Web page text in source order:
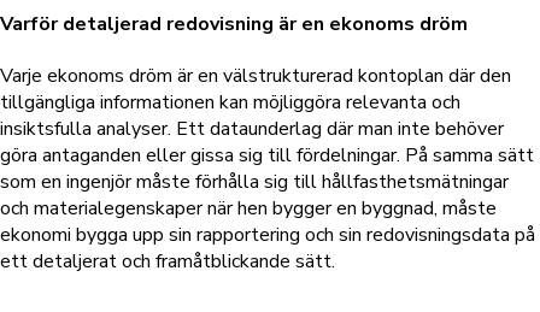
Varför detaljerad redovisning är en ekonoms dröm
Varje ekonoms dröm är en välstrukturerad kontoplan där den
tillgängliga informationen kan möjliggöra relevanta och
insiktsfulla analyser. Ett dataunderlag där man inte behöver
göra antaganden eller gissa sig till fördelningar. På samma sätt
som en ingenjör måste förhålla sig till hållfasthetsmätningar
och materialegenskaper när hen bygger en byggnad, måste
ekonomi bygga upp sin rapportering och sin redovisningsdata på
ett detaljerat och framåtblickande sätt.